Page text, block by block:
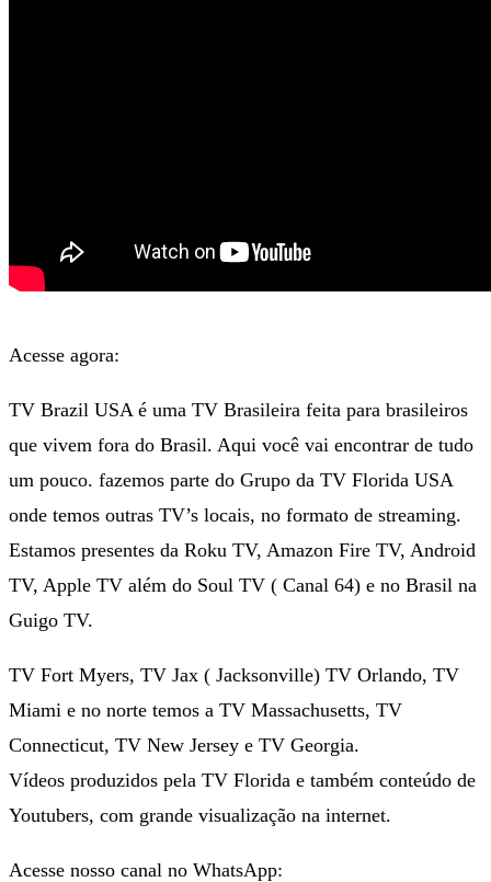
Acesse agora:
TV Brazil USA é uma TV Brasileira feita para brasileiros
que vivem fora do Brasil. Aqui você vai encontrar de tudo
um pouco. fazemos parte do Grupo da TV Florida USA
onde temos outras TV’s locais, no formato de streaming.
Estamos presentes da Roku TV, Amazon Fire TV, Android
TV, Apple TV além do Soul TV ( Canal 64) e no Brasil na
Guigo TV.
TV Fort Myers, TV Jax ( Jacksonville) TV Orlando, TV
Miami e no norte temos a TV Massachusetts, TV
Connecticut, TV New Jersey e TV Georgia.
Vídeos produzidos pela TV Florida e também conteúdo de
Youtubers, com grande visualização na internet.
Acesse nosso canal no WhatsApp: